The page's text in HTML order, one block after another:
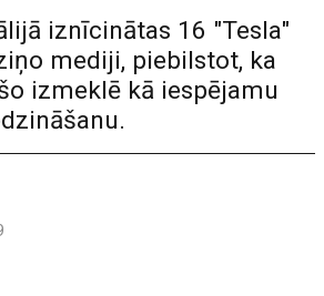
iznīcinātas 16 "Tesla"
mediji, piebilstot, ka
izmeklē kā iespējamu